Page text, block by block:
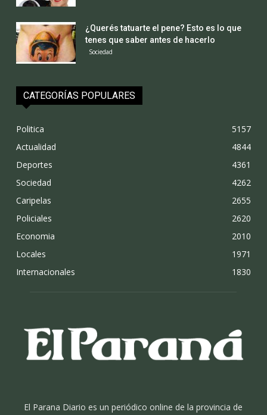
¿Querés tatuarte el pene? Esto es lo que
tenes que saber antes de hacerlo
Sociedad
CATEGORÍAS POPULARES
Politica
5157
Actualidad
4844
Deportes
4361
Sociedad
4262
Caripelas
2655
Policiales
2620
Economia
2010
Locales
1971
Internacionales
1830
El Parana Diario es un periódico online de la provincia de